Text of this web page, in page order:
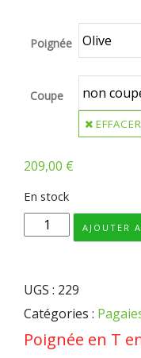
Poignée
Coupe
EFFACER
209,00 €
En stock
quantité
de
PRO
RACE
fixe
AJOUTER
UGS : 229
Catégories :
Poignée en T